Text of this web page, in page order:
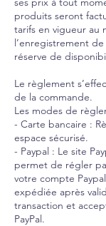
produits seront
tarifs en vigueur au
l’enregistrement
réserve de
Le règlement
de la commande.
Les modes de
- Carte bancaire :
espace sécurisé.
- Paypal : Le site
permet de régler
votre compte
expédiée après
transaction et
PayPal.